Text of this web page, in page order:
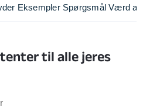
Eksempler Spørgsmål Værd at
til alle jeres